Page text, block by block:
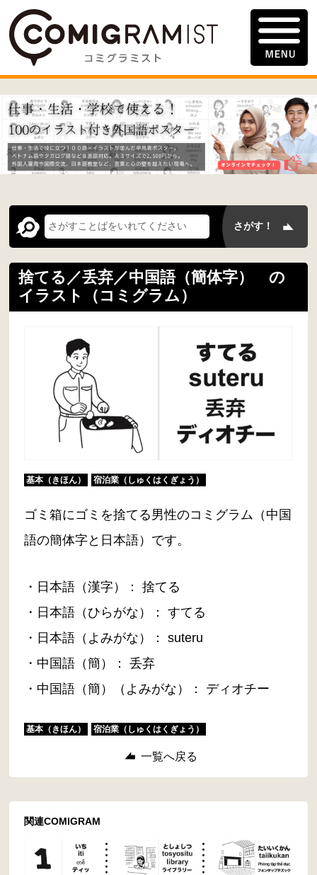
捨てる／丢弃／中国語（簡体字） の
イラスト（コミグラム）
基本（きほん） 宿泊業（しゅくはくぎょう）
ゴミ箱にゴミを捨てる男性のコミグラム（中国
語の簡体字と日本語）です。
・日本語（漢字）： 捨てる
・日本語（ひらがな）： すてる
・日本語（よみがな）： suteru
・中国語（簡）： 丢弃
・中国語（簡）（よみがな）： ディオチー
基本（きほん） 宿泊業（しゅくはくぎょう）
一覧へ戻る
関連COMIGRAM